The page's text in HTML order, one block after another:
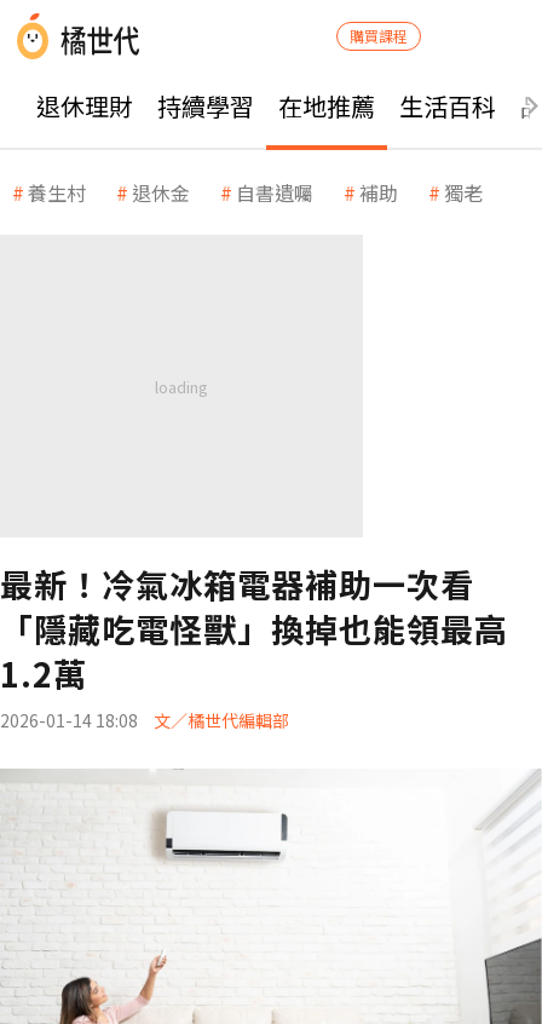
購買課程
退休理財 持續學習 在地推薦 生活百科
養生村 退休金 自書遺囑 補助 獨老
最新！冷氣冰箱電器補助一次看
「隱藏吃電怪獸」換掉也能領最高
1.2萬
2026-01-14 18:08 文／橘世代編輯部